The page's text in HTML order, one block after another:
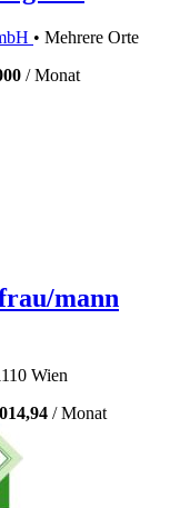
• Mehrere Orte
/ Monat
mann
Wien
/ Monat